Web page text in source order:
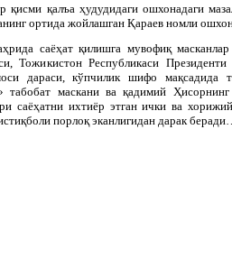
қисми қалъа ҳудудидаги ошхонадаги
ортида жойлашган Қараев номли
саёҳат қилишга мувофиқ
Тожикистон Республикаси
дараси, кўпчилик шифо мақсадида
маскани ва қадимий
саёҳатни ихтиёр этган ички ва
порлоқ эканлигидан дарак беради…